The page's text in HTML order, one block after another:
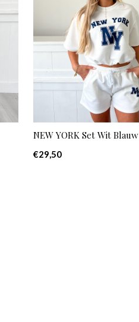
NEW YORK Set Wit Blauw
€29,50